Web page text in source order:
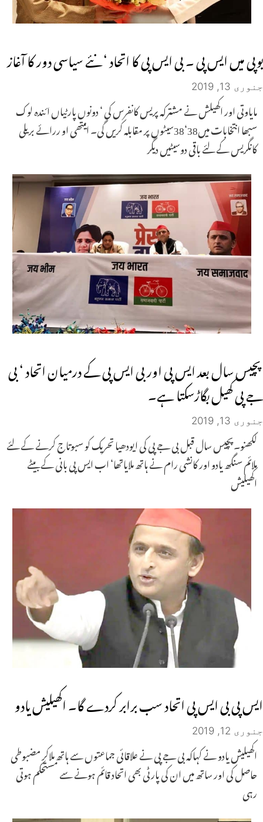
یوپی میں ایس پی ۔ بی ایس پی کا اتحاد ‘ نئے سیاسی دور کا آغاز
جنوری 13, 2019
مایاوتی اور اکھیلش نے مشترکہ پریس کانفرس کی ‘ دونوں پارٹیاں ائندہ لوک
سبھا انتخابات میں38‘38سیٹوں پر مقابلہ کریں گی۔ امیتھی او ررائے بریلی
کانگریس کے لئے باقی دوسیٹیں دیگر
پچیس سال بعد ایس پی اور بی ایس پی کے درمیان اتحاد ‘ بی
جے پی کھیل بگاڑسکتا ہے۔
جنوری 13, 2019
لکھنو۔پچیس سال قبل بی جے پی کی ایودھیا تحریک کو سبوتاج کرنے کے لئے
ملائم سنگھ یادو اور کانشی رام نے ہاتھ ملایاتھا‘ اب ایس پی بانی کے بیٹے
اکھیلیش
ایس پی بی ایس پی اتحاد سب برابر کردے گا۔ اکھیلیش یادو
جنوری 12, 2019
اکھیلیش یادو نے کہاکہ بی جے پی نے علاقائی جماعتوں سے ہاتھ ملاکر مضبوطی
حاصل کی اور ساتھ میں ان کی پارٹی بھی اتحاد قائم ہونے سے مستحکم ہوتی
رہی